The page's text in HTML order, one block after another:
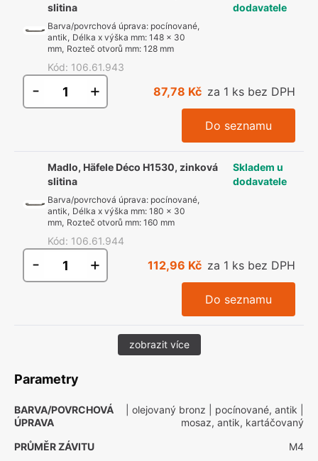
slitina
Barva/povrchová úprava: pocínované,
antik, Délka x výška mm:148 x 30
mm, Rozteč otvorů mm:128 mm
Kód: 106.61.943
dodavatele
- + 87,78 Kč za 1 ks bez DPH
Do seznamu
Madlo, Häfele Déco H1530, zinková
slitina
Barva/povrchová úprava: pocínované,
antik, Délka x výška mm:180 x 30
mm, Rozteč otvorů mm:160 mm
Kód: 106.61.944
Skladem u
dodavatele
- + 112,96 Kč za 1 ks bez DPH
Do seznamu
zobrazit více
Parametry
BARVA/POVRCHOVÁ
ÚPRAVA
| olejovaný bronz | pocínované, antik
mosaz, antik, kartáčovaný
PRŮMĚR ZÁVITU
M4